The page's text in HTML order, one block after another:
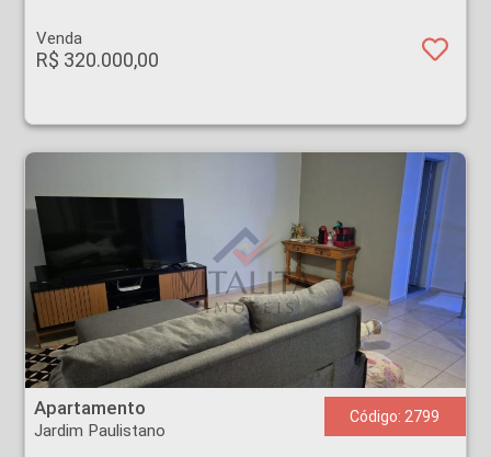
Venda
R$ 320.000,00
Apartamento - Jardim Paulistano - Ribeirão Preto
Apartamento
Jardim Paulistano
Código: 2799